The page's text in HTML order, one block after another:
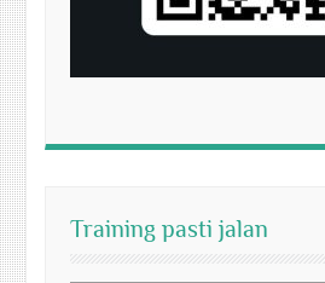
Training pasti jalan